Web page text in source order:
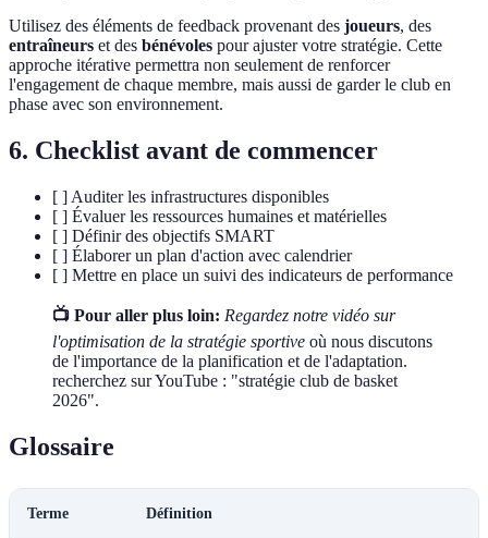
Utilisez des éléments de feedback provenant des joueurs, des
entraîneurs et des bénévoles pour ajuster votre stratégie. Cette
approche itérative permettra non seulement de renforcer
l'engagement de chaque membre, mais aussi de garder le club en
phase avec son environnement.
6. Checklist avant de commencer
[ ] Auditer les infrastructures disponibles
[ ] Évaluer les ressources humaines et matérielles
[ ] Définir des objectifs SMART
[ ] Élaborer un plan d'action avec calendrier
[ ] Mettre en place un suivi des indicateurs de performance
📺 Pour aller plus loin: Regardez notre vidéo sur
l'optimisation de la stratégie sportive où nous discutons
de l'importance de la planification et de l'adaptation.
recherchez sur YouTube : "stratégie club de basket
2026".
Glossaire
Terme Définition